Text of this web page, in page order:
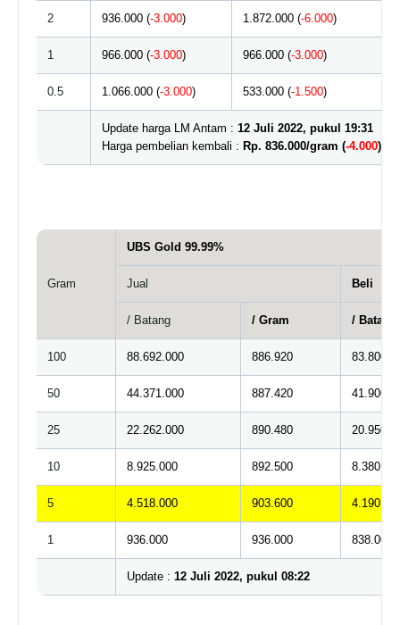
2 936.000 (-3.000) 1.872.000 (-6.000)
1 966.000 (-3.000) 966.000 (-3.000)
0.5 1.066.000 (-3.000) 533.000 (-1.500)
Update harga LM Antam : 12 Juli 2022, pukul 19:31
Harga pembelian kembali : Rp. 836.000/gram (-4.000)
Gram
UBS Gold 99.99%
Jual Beli
/ Batang / Gram / Batang
100 88.692.000 886.920
50 44.371.000 887.420
25 22.262.000 890.480
10 8.925.000 892.500
5 4.518.000 903.600
1 936.000 936.000 838.000 (
Update : 12 Juli 2022, pukul 08:22